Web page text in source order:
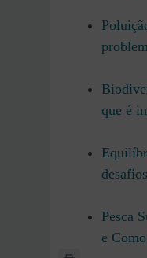
que é
Pesca
e